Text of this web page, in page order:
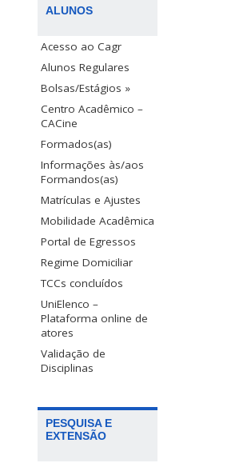
ALUNOS
Acesso ao Cagr
Alunos Regulares
Bolsas/Estágios »
Centro Acadêmico –
CACine
Formados(as)
Informações às/aos
Formandos(as)
Matrículas e Ajustes
Mobilidade Acadêmica
Portal de Egressos
Regime Domiciliar
TCCs concluídos
UniElenco –
Plataforma online de
atores
Validação de
Disciplinas
PESQUISA E
EXTENSÃO